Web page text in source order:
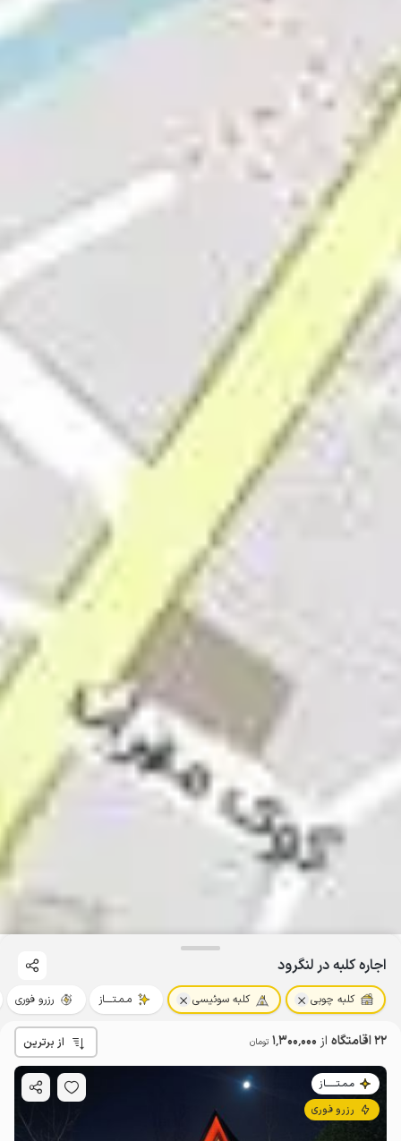
اجاره کلبه در لنگرود
کلبه چوبی کلبه سوئیسی مـمـتــــاز رزرو فوری
22 اقامتگاه از 1٬300٬000 تومان از برترین
مـمـتــــــاز
رزرو فوری